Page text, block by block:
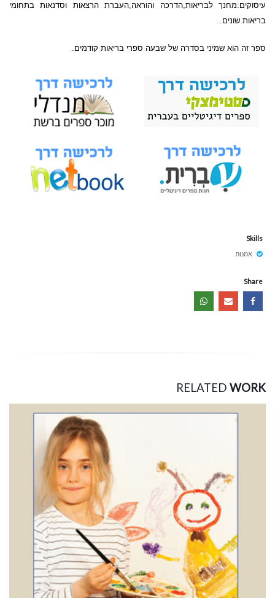
עיסוקים:מחנך לבריאות,הדרכה והוראה,העברת הרצאות וסדנאות בתחומי
בריאות שונים.
ספר זה הוא שמיני בסדרה של שבעה ספרי בריאות קודמים.
Skills
אמנות
Share
RELATED WORK